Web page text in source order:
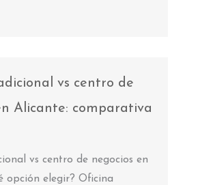
vs centro de
Alicante: comparativa
vs centro de negocios en
opción elegir? Oficina